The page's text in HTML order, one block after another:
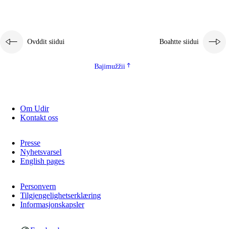
Ovddit siidui Boahtte siidui
Bajimužžii
Om Udir
Kontakt oss
Presse
Nyhetsvarsel
English pages
Personvern
Tilgjengelighetserklæring
Informasjonskapsler